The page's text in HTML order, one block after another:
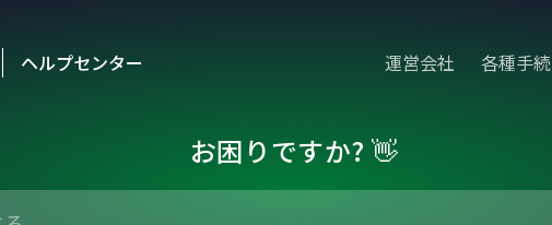
ヘルプセンター 運営会社 各種手続
お困りですか? 👋